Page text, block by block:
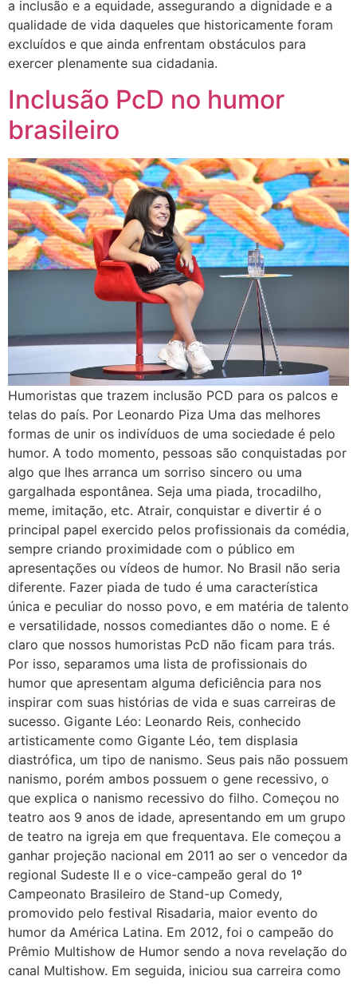
a inclusão e a equidade, assegurando a dignidade e a
qualidade de vida daqueles que historicamente foram
excluídos e que ainda enfrentam obstáculos para
exercer plenamente sua cidadania.
Inclusão PcD no humor
brasileiro
Humoristas que trazem inclusão PCD para os palcos e
telas do país. Por Leonardo Piza Uma das melhores
formas de unir os indivíduos de uma sociedade é pelo
humor. A todo momento, pessoas são conquistadas por
algo que lhes arranca um sorriso sincero ou uma
gargalhada espontânea. Seja uma piada, trocadilho,
meme, imitação, etc. Atrair, conquistar e divertir é o
principal papel exercido pelos profissionais da comédia,
sempre criando proximidade com o público em
apresentações ou vídeos de humor. No Brasil não seria
diferente. Fazer piada de tudo é uma característica
única e peculiar do nosso povo, e em matéria de talento
e versatilidade, nossos comediantes dão o nome. E é
claro que nossos humoristas PcD não ficam para trás.
Por isso, separamos uma lista de profissionais do
humor que apresentam alguma deficiência para nos
inspirar com suas histórias de vida e suas carreiras de
sucesso. Gigante Léo: Leonardo Reis, conhecido
artisticamente como Gigante Léo, tem displasia
diastrófica, um tipo de nanismo. Seus pais não possuem
nanismo, porém ambos possuem o gene recessivo, o
que explica o nanismo recessivo do filho. Começou no
teatro aos 9 anos de idade, apresentando em um grupo
de teatro na igreja em que frequentava. Ele começou a
ganhar projeção nacional em 2011 ao ser o vencedor da
regional Sudeste II e o vice-campeão geral do 1º
Campeonato Brasileiro de Stand-up Comedy,
promovido pelo festival Risadaria, maior evento do
humor da América Latina. Em 2012, foi o campeão do
Prêmio Multishow de Humor sendo a nova revelação do
canal Multishow. Em seguida, iniciou sua carreira como